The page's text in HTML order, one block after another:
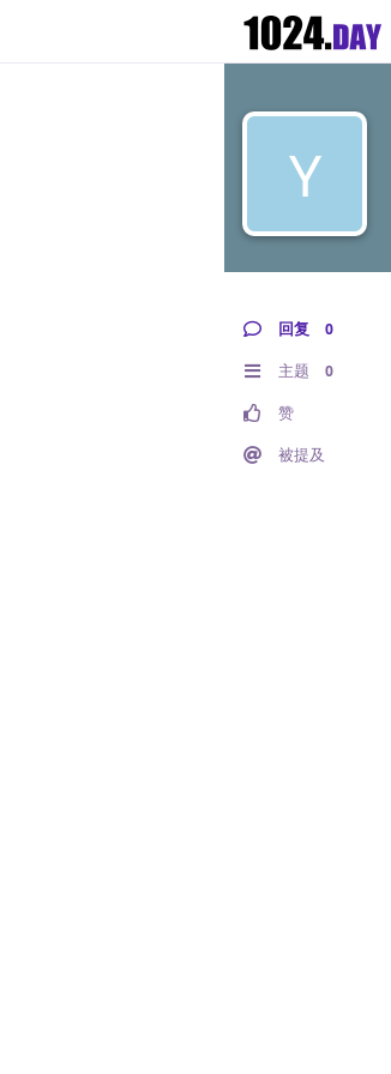
Y
回复 0
主题 0
赞
被提及